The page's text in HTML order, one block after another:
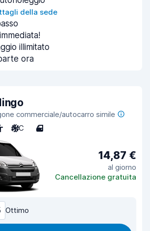
della sede
illimitato
ora
commerciale/autocarro simile
A/C 4
14,87 €
al giorno
Cancellazione gratuita
Ottimo